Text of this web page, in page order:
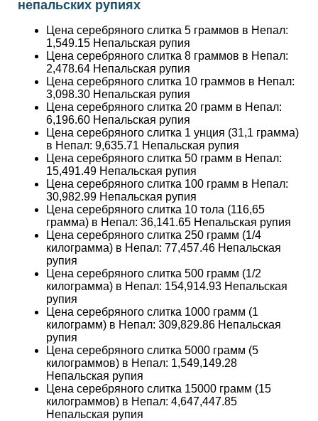
непальских рупиях
Цена серебряного слитка 5 граммов в Непал:
1,549.15 Непальская рупия
Цена серебряного слитка 8 граммов в Непал:
2,478.64 Непальская рупия
Цена серебряного слитка 10 граммов в Непал:
3,098.30 Непальская рупия
Цена серебряного слитка 20 грамм в Непал:
6,196.60 Непальская рупия
Цена серебряного слитка 1 унция (31,1 грамма)
в Непал: 9,635.71 Непальская рупия
Цена серебряного слитка 50 грамм в Непал:
15,491.49 Непальская рупия
Цена серебряного слитка 100 грамм в Непал:
30,982.99 Непальская рупия
Цена серебряного слитка 10 тола (116,65
грамма) в Непал: 36,141.65 Непальская рупия
Цена серебряного слитка 250 грамм (1/4
килограмма) в Непал: 77,457.46 Непальская
рупия
Цена серебряного слитка 500 грамм (1/2
килограмма) в Непал: 154,914.93 Непальская
рупия
Цена серебряного слитка 1000 грамм (1
килограмм) в Непал: 309,829.86 Непальская
рупия
Цена серебряного слитка 5000 грамм (5
килограммов) в Непал: 1,549,149.28
Непальская рупия
Цена серебряного слитка 15000 грамм (15
килограммов) в Непал: 4,647,447.85
Непальская рупия